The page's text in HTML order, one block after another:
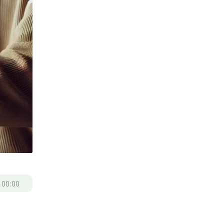
00:00